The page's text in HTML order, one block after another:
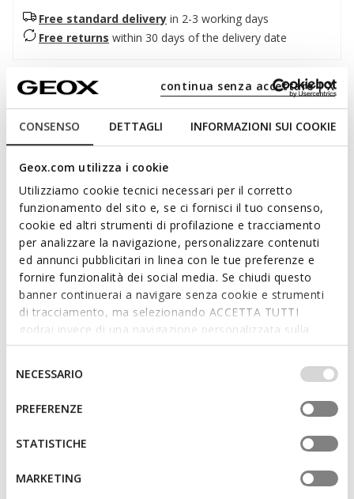
CONSENSO DETTAGLI INFORMAZIONI SUI COOKIE
Geox.com utilizza i cookie
Utilizziamo cookie tecnici necessari per il corretto
funzionamento del sito e, se ci fornisci il tuo consenso,
cookie ed altri strumenti di profilazione e tracciamento
per analizzare la navigazione, personalizzare contenuti
ed annunci pubblicitari in linea con le tue preferenze e
fornire funzionalità dei social media. Se chiudi questo
banner continuerai a navigare senza cookie e strumenti
di tracciamento, ma selezionando ACCETTA TUTTI
godrai invece di una navigazione personalizzata sulla
base dei tuoi gusti ed interessi. Selezionando
IMPOSTAZIONI potrai anche scegliere quali cookies ed
altri strumenti di tracciamento autorizzare. Per maggiori
informazioni o per modificare in qualsiasi momento le
tue impostazioni, visita la nostra
del
consenso
NECESSARIO
PREFERENZE
STATISTICHE
MARKETING
continua senza accettare | X
Free standard delivery in 2-3 working days
Free returns within 30 days of the delivery date
Description
contemporary and relaxed attitude. In this antique pink
version decorated with studs, it adds a bold twist to city
looks. Featuring an anatomical outsole, it is made from
suede-effect material.
ITEM CODE:D55Y3I000AUC8014
Features
Quick and easy to put on
Thickness of sole: 2,5 cm / 1"
Slip-on design allows you to slide the foot in swiftly
Technologies